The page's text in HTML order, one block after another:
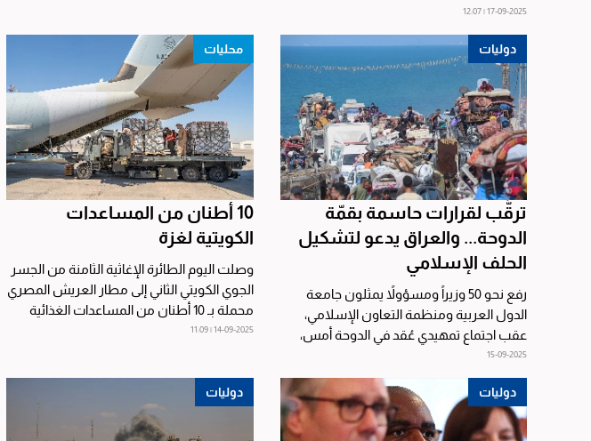
(الآيس كريم)، إثر...
17-09-2025 | 12:07
دوليات
ترقُّب لقرارات حاسمة بقمّة
الدوحة... والعراق يدعو لتشكيل
الحلف الإسلامي
رفع نحو 50 وزيراً ومسؤولاً يمثلون جامعة
الدول العربية ومنظمة التعاون الإسلامي،
عقب اجتماع تمهيدي عُقد في الدوحة أمس،
مشروع البيان...
15-09-2025
محليات
10 أطنان من المساعدات
الكويتية لغزة
وصلت اليوم الطائرة الإغاثية الثامنة من الجسر
الجوي الكويتي الثاني إلى مطار العريش المصري
محملة بـ 10 أطنان من المساعدات الغذائية
ضمن...
14-09-2025 | 11:09
دوليات دوليات